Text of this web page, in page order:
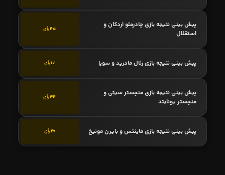
پیش بینی نتیجه بازی چادرملو اردکان و
استقلال
45 رأی
پیش بینی نتیجه بازی رئال مادرید و سویا 17 رأی
پیش بینی نتیجه بازی منچستر سیتی و
منچستر یونایتد
34 رأی
پیش بینی نتیجه بازی ماینتس و بایرن مونیخ 27 رأی